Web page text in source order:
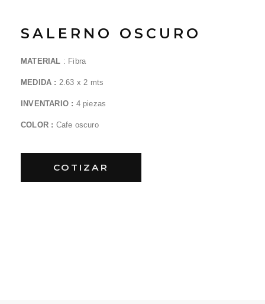
SALERNO OSCURO
MATERIAL : Fibra
MEDIDA : 2.63 x 2 mts
INVENTARIO : 4 piezas
COLOR : Cafe oscuro
COTIZAR